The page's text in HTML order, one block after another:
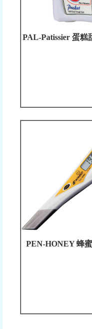
PAL-Patissier 蛋糕
PEN-HONEY 蜂